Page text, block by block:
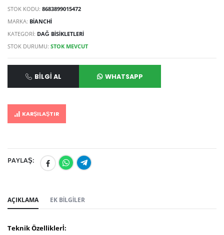
STOK KODU:8683899015472
MARKA: BİANCHİ
KATEGORİ: DAĞ BISIKLETLERI
STOK DURUMU:STOK MEVCUT
BILGI AL WHATSAPP
KARŞILAŞTIR
PAYLAŞ:
AÇIKLAMA EK BILGILER
Teknik Özelliklerİ: